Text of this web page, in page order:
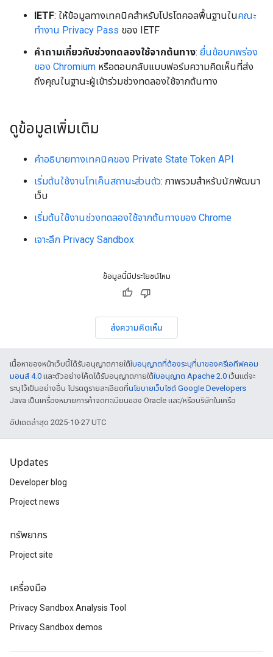
IETF: ให้ข้อมูลทางเทคนิคสำหรับโปรโตคอลพื้นฐานในคณะ
ทำงาน Privacy Pass ของ IETF
คำถามเกี่ยวกับช่วงทดลองใช้จากต้นทาง: ยื่นข้อบกพร่อง
ของ Chromium หรือตอบกลับแบบฟอร์มความคิดเห็นที่ส่ง
ถึงคุณในฐานะผู้เข้าร่วมช่วงทดลองใช้จากต้นทาง
ดูข้อมูลเพิ่มเติม
คำอธิบายทางเทคนิคของ Private State Token API
เริ่มต้นใช้งานโทเค็นสถานะส่วนตัว: ภาพรวมสำหรับนักพัฒนา
เว็บ
เริ่มต้นใช้งานช่วงทดลองใช้จากต้นทางของ Chrome
เจาะลึก Privacy Sandbox
ข้อมูลนี้มีประโยชน์ไหม
ส่งความคิดเห็น
เนื้อหาของหน้าเว็บนี้ได้รับอนุญาตภายใต้ใบอนุญาตที่ต้องระบุที่มาของครีเอทีฟคอม
มอนส์ 4.0 และตัวอย่างโค้ดได้รับอนุญาตภายใต้ใบอนุญาต Apache 2.0 เว้นแต่จะ
ระบุไว้เป็นอย่างอื่น โปรดดูรายละเอียดที่นโยบายเว็บไซต์ Google Developers
Java เป็นเครื่องหมายการค้าจดทะเบียนของ Oracle และ/หรือบริษัทในเครือ
อัปเดตล่าสุด 2025-10-27 UTC
Updates
Developer blog
Project news
ทรัพยากร
Project site
เครื่องมือ
Privacy Sandbox Analysis Tool
Privacy Sandbox demos